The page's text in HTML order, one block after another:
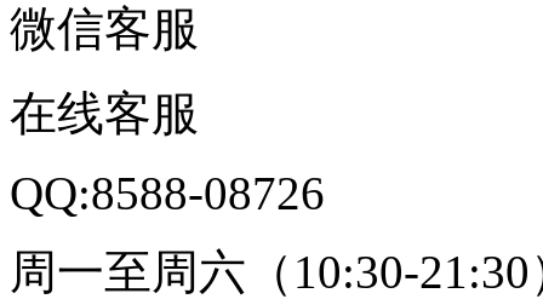
微信客服
在线客服
QQ:8588-08726
周一至周六（10:30-21:30